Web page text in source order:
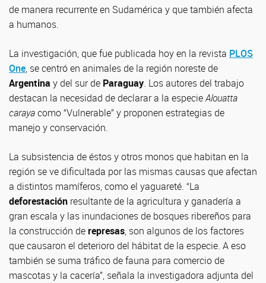
de manera recurrente en Sudamérica y que también afecta
a humanos.
La investigación, que fue publicada hoy en la revista PLOS
One, se centró en animales de la región noreste de
Argentina y del sur de Paraguay. Los autores del trabajo
destacan la necesidad de declarar a la especieAlouatta
carayacomo “Vulnerable” y proponen estrategias de
manejo y conservación.
La subsistencia de éstos y otros monos que habitan en la
región se ve dificultada por las mismas causas que afectan
a distintos mamíferos, como el yaguareté. “La
deforestación resultante de la agricultura y ganadería a
gran escala y las inundaciones de bosques ribereños para
la construcción derepresas, son algunos de los factores
que causaron el deterioro del hábitat de la especie. A eso
también se suma tráfico de fauna para comercio de
mascotas y la cacería”, señala la investigadora adjunta del